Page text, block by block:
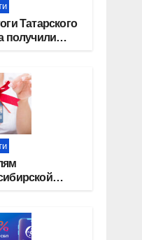
Татарского
получили
право
на